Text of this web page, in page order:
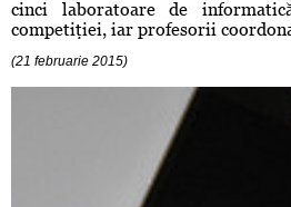
cinci laboratoare de
competiţiei, iar profesorii
(21 februarie 2015)